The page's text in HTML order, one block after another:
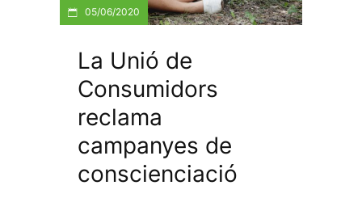
05/06/2020
La Unió de
Consumidors
reclama
campanyes de
conscienciació